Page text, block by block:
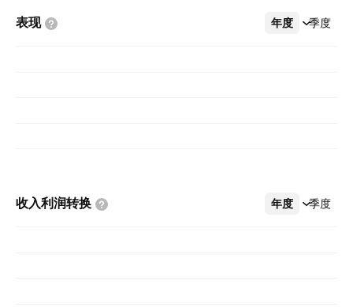
表现 年度 季度
更多
收入利润转换 年度 季度
更多